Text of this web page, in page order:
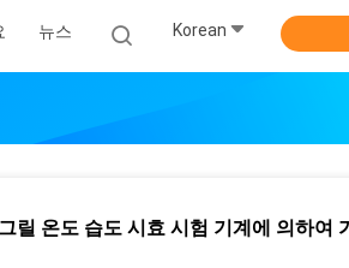
뉴스 Korean
릴 온도 습도 시효 시험 기계에 의하여